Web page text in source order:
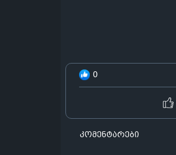
0
კომენტარები